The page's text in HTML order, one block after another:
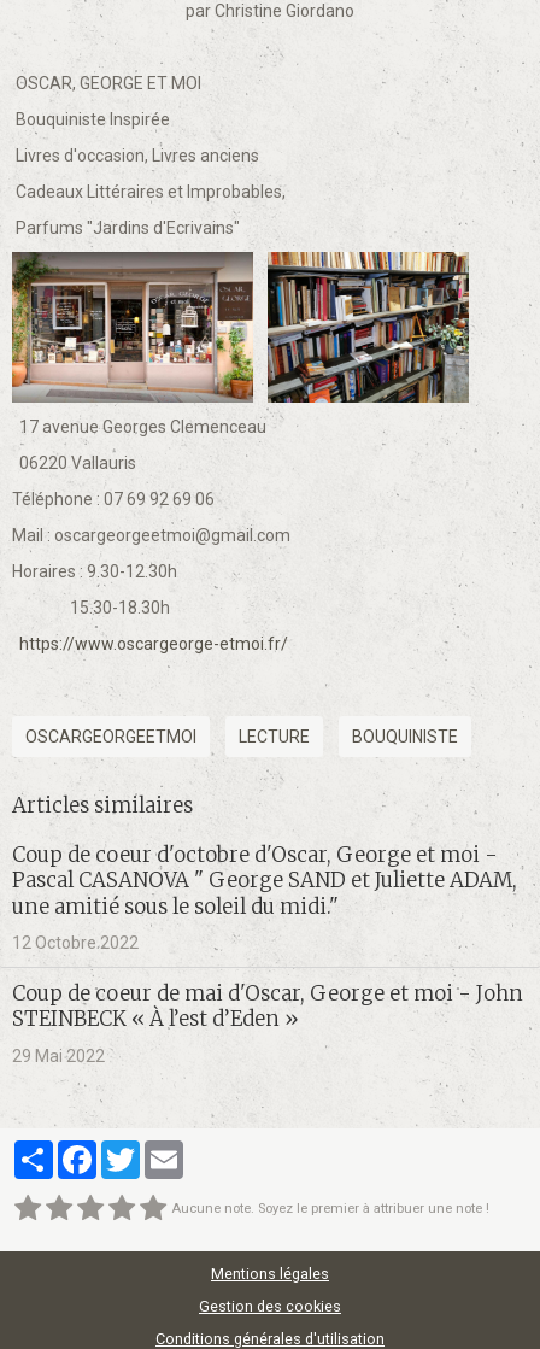
par Christine Giordano
OSCAR, GEORGE ET MOI
Bouquiniste Inspirée
Livres d'occasion, Livres anciens
Cadeaux Littéraires et Improbables,
Parfums "Jardins d'Ecrivains"
17 avenue Georges Clemenceau
06220 Vallauris
Téléphone : 07 69 92 69 06
Mail : oscargeorgeetmoi@gmail.com
Horaires : 9.30-12.30h
15.30-18.30h
https://www.oscargeorge-etmoi.fr/
OSCARGEORGEETMOI LECTURE BOUQUINISTE
Articles similaires
Coup de coeur d'octobre d'Oscar, George et moi -
Pascal CASANOVA " George SAND et Juliette ADAM,
une amitié sous le soleil du midi."
12 Octobre 2022
Coup de coeur de mai d'Oscar, George et moi - John
STEINBECK « À l’est d’Eden »
29 Mai 2022
PartagerFacebook
Twitter
Aucune note. Soyez le premier à attribuer une note !
Mentions légales
Gestion des cookies
Conditions générales d'utilisation